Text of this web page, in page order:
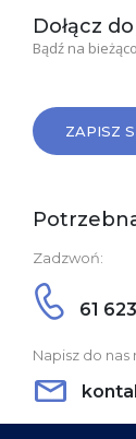
Dołącz
Bądź na
ZAPISZ
Zadzwoń:
61
Napisz do nas